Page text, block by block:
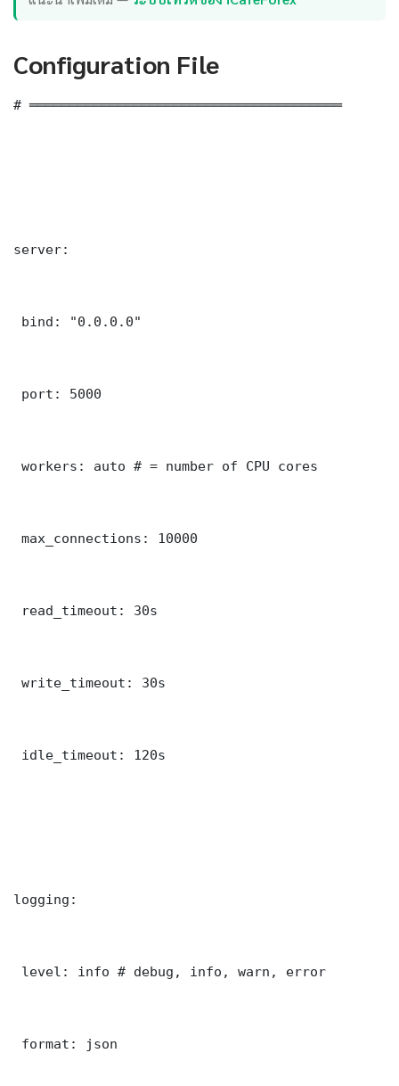
Configuration File
# ═══════════════════════════════════════
server:
bind: "0.0.0.0"
port: 5000
workers: auto # = number of CPU cores
max_connections: 10000
read_timeout: 30s
write_timeout: 30s
idle_timeout: 120s
logging:
level: info # debug, info, warn, error
format: json